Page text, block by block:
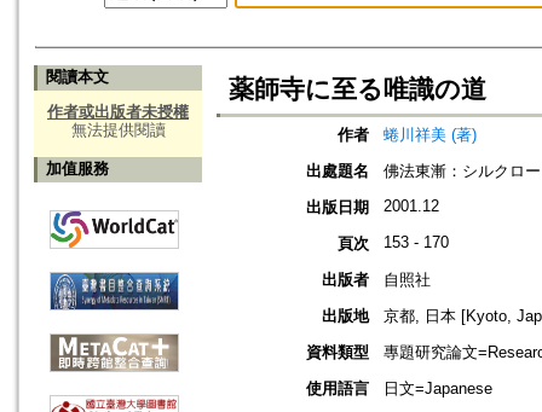
閱讀本文
作者或出版者未授權
無法提供閱讀
加值服務
薬師寺に至る唯識の道
作者
蜷川祥美 (著)
出處題名
佛法東漸：シルクロ
出版日期
2001.12
頁次 153 - 170
出版者
自照社
出版地
京都, 日本 [Kyoto,
資料類型
專題研究論文
使用語言
日文=Japanese